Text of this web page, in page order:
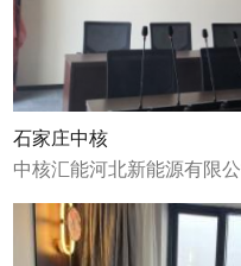
石家庄中核
中核汇能河北新能源有限
2023年1月9日完成